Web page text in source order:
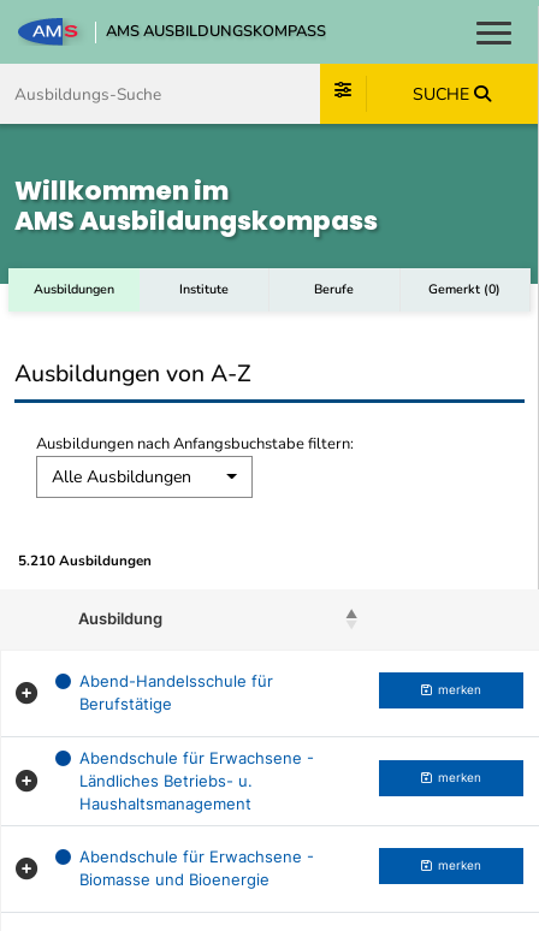
AMS AUSBILDUNGSKOMPASS
SUCHE
Willkommen im
AMS Ausbildungskompass
Ausbildungen Institute Berufe Gemerkt (0)
Ausbildungen von A-Z
Ausbildungen nach Anfangsbuchstabe filtern:
Alle Ausbildungen
5.210 Ausbildungen
Ausbildung
Abend-Handelsschule für
Berufstätige
merken
Abendschule für Erwachsene -
Ländliches Betriebs- u.
Haushaltsmanagement
merken
Abendschule für Erwachsene -
Biomasse und Bioenergie
merken